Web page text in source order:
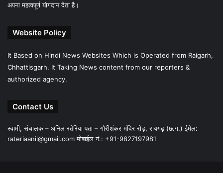
अपना महत्वपूर्ण योगदान देता है।
Website Policy
It Based on Hindi News Websites Which is Operated from Raigarh,
Chhattisgarh. It Taking News content from our reporters &
authorized agency.
Contact Us
स्वामी, संचालक – अनिल रतेरिया पता – गौरीशंकर मंदिर रोड़, रायगढ़ (छ.ग.) ईमेल:
rateriaanil@gmail.comमोबाईल नं.: +91-9827197981